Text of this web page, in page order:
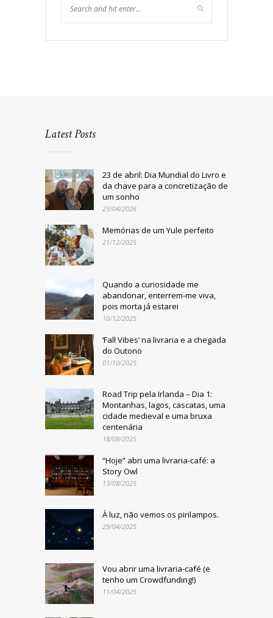
Latest Posts
23 de abril: Dia Mundial do Livro e
da chave para a concretização de
um sonho
23/04/2026
Memórias de um Yule perfeito
21/12/2025
Quando a curiosidade me
abandonar, enterrem-me viva,
pois morta já estarei
10/12/2025
‘Fall Vibes’ na livraria e a chegada
do Outono
01/10/2025
Road Trip pela Irlanda – Dia 1:
Montanhas, lagos, cascatas, uma
cidade medieval e uma bruxa
centenária
18/09/2025
“Hoje” abri uma livraria-café: a
Story Owl
13/08/2025
À luz, não vemos os pirilampos.
29/04/2025
Vou abrir uma livraria-café (e
tenho um Crowdfunding!)
11/04/2025